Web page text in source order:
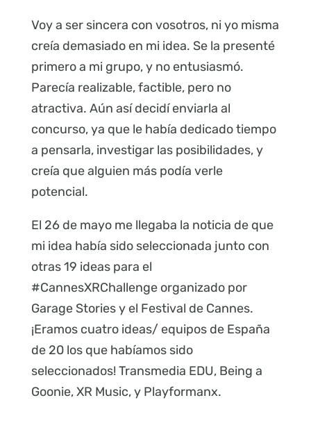
Voy a ser sincera con vosotros, ni yo misma
creía demasiado en mi idea. Se la presenté
primero a mi grupo, y no entusiasmó.
Parecía realizable, factible, pero no
atractiva. Aún así decidí enviarla al
concurso, ya que le había dedicado tiempo
a pensarla, investigar las posibilidades, y
creía que alguien más podía verle
potencial.
El 26 de mayo me llegaba la noticia de que
mi idea había sido seleccionada junto con
otras 19 ideas para el
#CannesXRChallenge organizado por
Garage Stories y el Festival de Cannes.
¡Eramos cuatro ideas/ equipos de España
de 20 los que habíamos sido
seleccionados! Transmedia EDU, Being a
Goonie, XR Music, y Playformanx.